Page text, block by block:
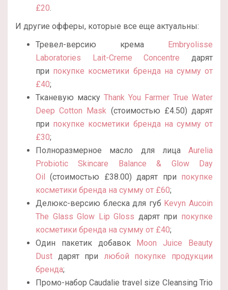
£20.
И другие офферы, которые все еще актуальны:
Тревел-версию крема Embryolisse
Laboratories Lait-Creme Concentre дарят
при покупке косметики бренда на сумму от
£40;
Тканевую маску Thank You Farmer True Water
Deep Cotton Mask (стоимостью £4.50) дарят
при покупке косметики бренда на сумму от
£30;
Полноразмерное масло для лица Aurelia
Probiotic Skincare Balance & Glow Day
Oil (стоимостью £38.00) дарят при покупке
косметики бренда на сумму от £60;
Делюкс-версию блеска для губ Kevyn Aucoin
The Glass Glow Lip Gloss дарят при покупке
косметики бренда на сумму от £40;
Один пакетик добавок Moon Juice Beauty
Dust дарят при любой покупке продукции
бренда;
Промо-набор Caudalie travel size Cleansing Trio